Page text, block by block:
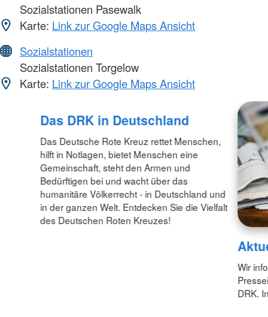
Sozialstationen Pasewalk
Karte: Link zur Google Maps Ansicht
Sozialstationen
Sozialstationen Torgelow
Karte: Link zur Google Maps Ansicht
Das DRK in Deutschland
Das Deutsche Rote Kreuz rettet Menschen,
hilft in Notlagen, bietet Menschen eine
Gemeinschaft, steht den Armen und
Bedürftigen bei und wacht über das
humanitäre Völkerrecht - in Deutschland und
in der ganzen Welt. Entdecken Sie die Vielfalt
des Deutschen Roten Kreuzes!
Wir
DRK.